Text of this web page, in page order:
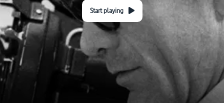
Start playing